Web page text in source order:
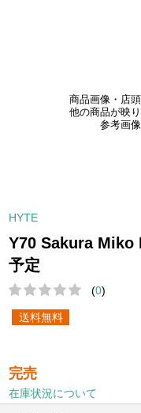
商品画像・店
他の商品が映
参考画
HYTE
Y70 Sakura Miko
予定
(0)
送料無料
完売
在庫状況について